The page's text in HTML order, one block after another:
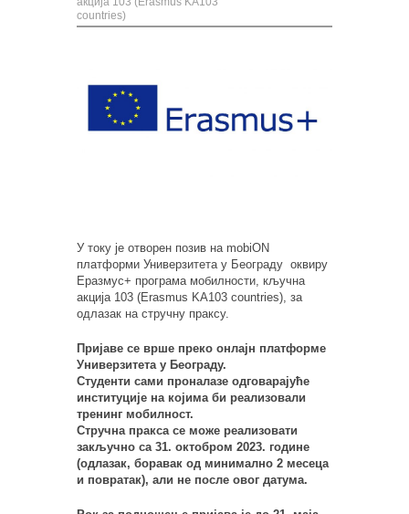
countries)
У току је отворен позив на mobiON
платформи Универзитета у Београду оквиру
Еразмус+ програма мобилности, кључна
акција 103 (Erasmus KA103 countries), за
одлазак на стручну праксу.
Пријаве се врше преко онлајн платформе
Универзитета у Београду.
Студенти сами проналазе одговарајуће
институције на којима би реализовали
тренинг мобилност.
Стручна пракса се може реализовати
закључно са 31. октобром 2023. године
(одлазак, боравак од минимално 2 месеца
и повратак), али не после овог датума.